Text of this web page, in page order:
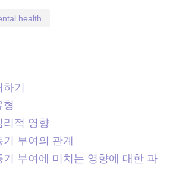
health
기
형
리적 영향
부여의 관계
기 부여에 미치는 영향에 대한 과